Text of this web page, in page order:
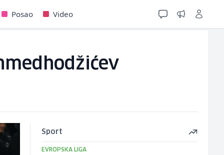
Posao Video
Sport
EVROPSKA LIGA